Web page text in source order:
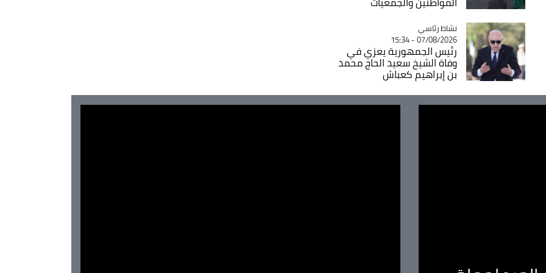
Catégorie
نشاط رئاسي
07/08/2026 - 15:34
رئيس الجمهورية يعزي في
وفاة الشيخ سعيد الحاج محمد
بن إبراهيم كعباش